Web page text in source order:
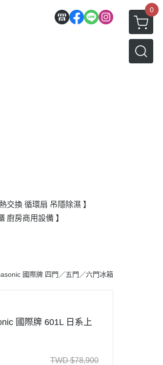
0
熱交換 循環扇 吊隱除濕 】
廚房商用設備 】
國際牌 四門／五門／六門冰箱
國際牌 601L 日系上
TWD $78,900